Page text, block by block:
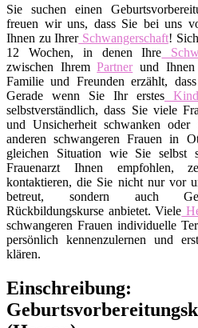
Sie suchen einen
freuen wir uns, dass Sie bei uns
Ihnen zu IhrerSchwangerschaft!
12 Wochen, in denen Ihre
zwischen IhremPartnerund Ihnen
Familie und Freunden erzählt,
Gerade wenn Sie Ihr erstes Kind
selbstverständlich, dass Sie viele
und Unsicherheit schwanken
anderen schwangeren Frauen in
gleichen Situation wie Sie
Frauenarzt Ihnen empfohlen,
kontaktieren, die Sie nicht nur vor
betreut, sondern auch
Rückbildungskurse anbietet. Viele
schwangeren Frauen individuelle
persönlich kennenzulernen und
klären.
Einschreibung: